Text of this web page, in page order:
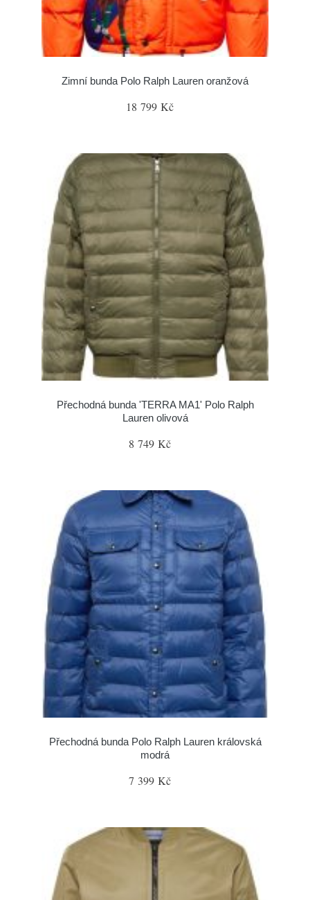
Zimní bunda Polo Ralph Lauren oranžová
18 799 Kč
Přechodná bunda 'TERRA MA1' Polo Ralph
Lauren olivová
8 749 Kč
Přechodná bunda Polo Ralph Lauren královská
modrá
7 399 Kč